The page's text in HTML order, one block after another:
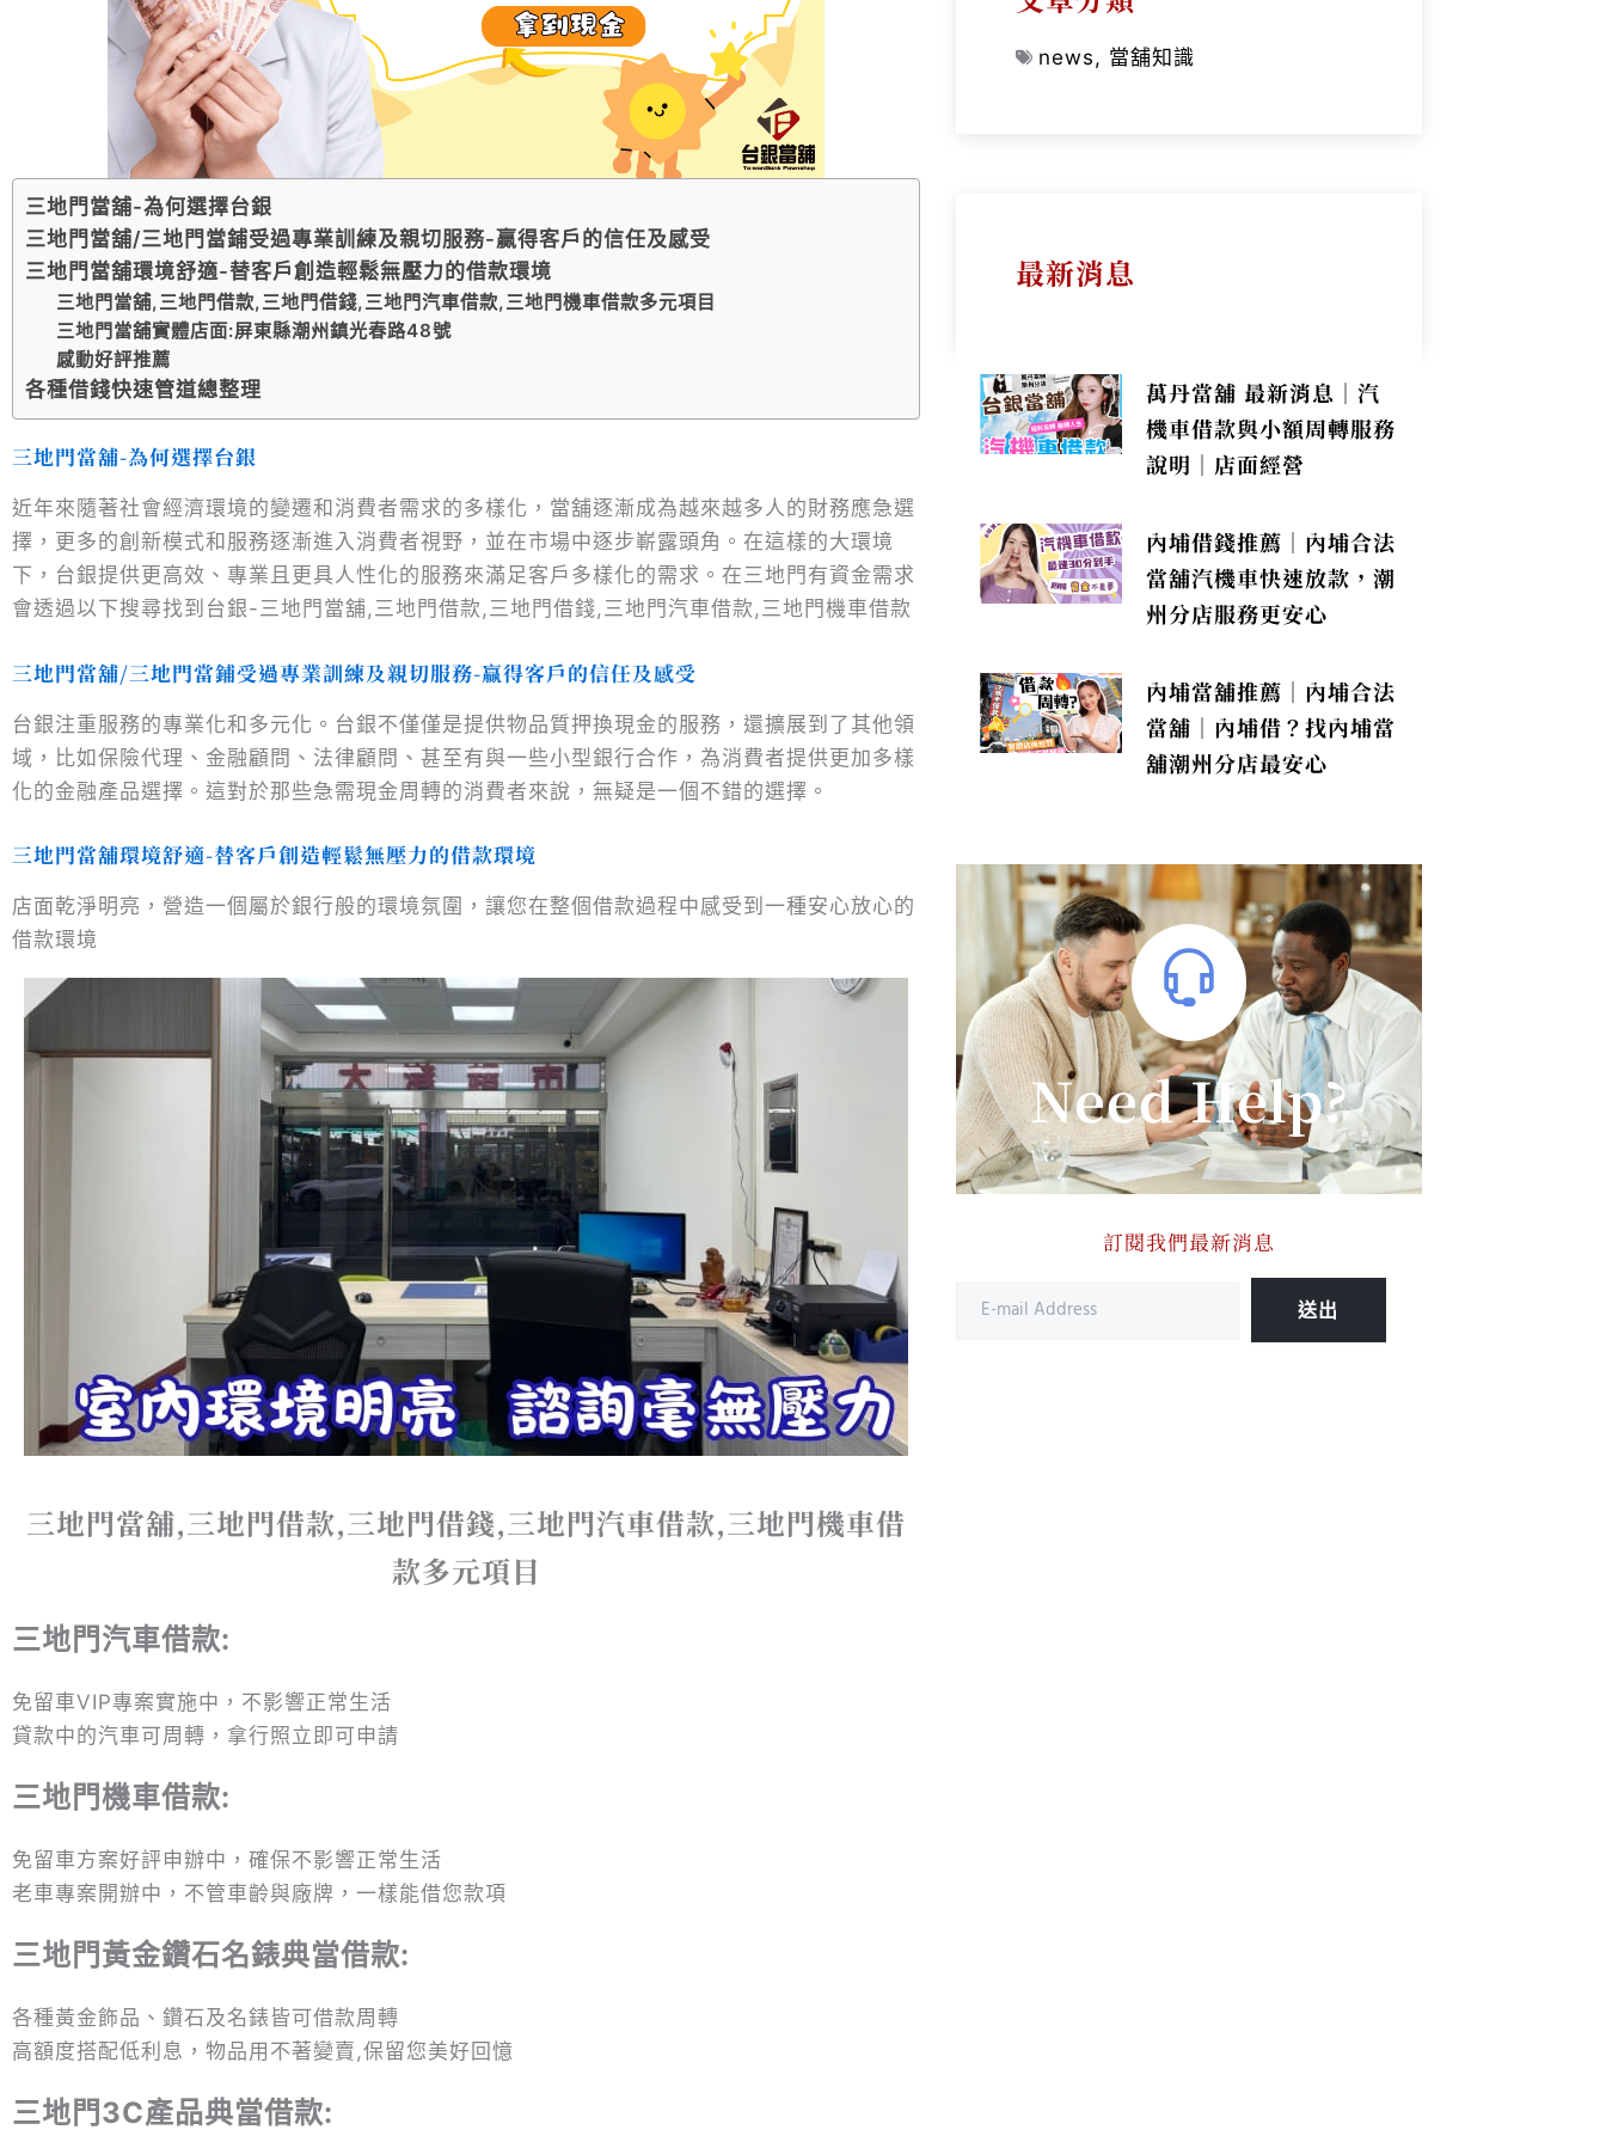
三地門當舖-為何選擇台銀
三地門當舖/三地門當鋪受過專業訓練及親切服務-贏得客戶的信任及感受
三地門當舖環境舒適-替客戶創造輕鬆無壓力的借款環境
三地門當舖,三地門借款,三地門借錢,三地門汽車借款,三地門機車借款多元項目
三地門當舖實體店面:屏東縣潮州鎮光春路48號
感動好評推薦
各種借錢快速管道總整理
三地門當舖-為何選擇台銀
近年來隨著社會經濟環境的變遷和消費者需求的多樣化，當舖逐漸成為越來越多人的財務應急選
擇，更多的創新模式和服務逐漸進入消費者視野，並在市場中逐步嶄露頭角。在這樣的大環境
下，台銀提供更高效、專業且更具人性化的服務來滿足客戶多樣化的需求。在三地門有資金需求
會透過以下搜尋找到台銀-三地門當舖,三地門借款,三地門借錢,三地門汽車借款,三地門機車借款
三地門當舖/三地門當鋪受過專業訓練及親切服務-贏得客戶的信任及感受
台銀注重服務的專業化和多元化。台銀不僅僅是提供物品質押換現金的服務，還擴展到了其他領
域，比如保險代理、金融顧問、法律顧問、甚至有與一些小型銀行合作，為消費者提供更加多樣
化的金融產品選擇。這對於那些急需現金周轉的消費者來說，無疑是一個不錯的選擇。
三地門當舖環境舒適-替客戶創造輕鬆無壓力的借款環境
店面乾淨明亮，營造一個屬於銀行般的環境氛圍，讓您在整個借款過程中感受到一種安心放心的
借款環境
三地門當舖,三地門借款,三地門借錢,三地門汽車借款,三地門機車借
款多元項目
三地門汽車借款:
免留車VIP專案實施中，不影響正常生活
貸款中的汽車可周轉，拿行照立即可申請
三地門機車借款:
免留車方案好評申辦中，確保不影響正常生活
老車專案開辦中，不管車齡與廠牌，一樣能借您款項
三地門黃金鑽石名錶典當借款:
各種黃金飾品、鑽石及名錶皆可借款周轉
高額度搭配低利息，物品用不著變賣,保留您美好回憶
三地門 3C產品典當借款:
news, 當舖知識
最新消息
萬丹當舖 最新消息｜汽
機車借款與小額周轉服務
說明｜店面經營
內埔借錢推薦｜內埔合法
當舖汽機車快速放款，潮
州分店服務更安心
內埔當舖推薦｜內埔合法
當舖｜內埔借？找內埔當
舖潮州分店最安心
Need Help?
訂閱我們最新消息
送出